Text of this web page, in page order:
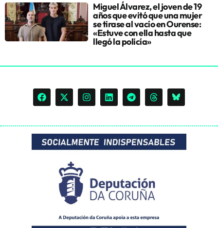
Miguel Álvarez, el joven de 19
años que evitó que una mujer
se tirase al vacío en Ourense:
«Estuve con ella hasta que
llegó la policía»